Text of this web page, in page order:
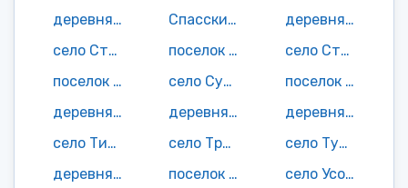
деревня Сотниково
Спасский поселок
деревня Старокрасная Слобода
село Старопочепье
поселок Стрелица
село Стригово
поселок Студенец
село Супрягино
поселок Тарасики
деревня Тарутино
деревня Татищево
деревня Телеши
село Титовка
село Третьяки
село Тубольцы
деревня Тщань
поселок Ульянов Гай
село Усошки